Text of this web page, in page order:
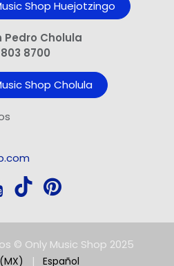
Shop Huejotzingo
Pedro Cholula
8700
Shop Cholula
© Only Music Shop 2025
| Español